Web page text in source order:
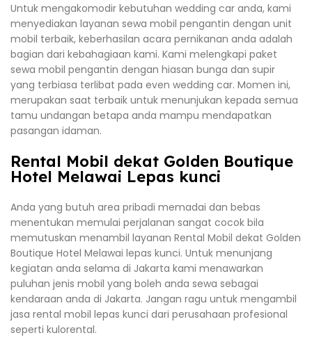
Untuk mengakomodir kebutuhan wedding car anda, kami
menyediakan layanan sewa mobil pengantin dengan unit
mobil terbaik, keberhasilan acara pernikanan anda adalah
bagian dari kebahagiaan kami. Kami melengkapi paket
sewa mobil pengantin dengan hiasan bunga dan supir
yang terbiasa terlibat pada even wedding car. Momen ini,
merupakan saat terbaik untuk menunjukan kepada semua
tamu undangan betapa anda mampu mendapatkan
pasangan idaman.
Rental Mobil dekat Golden Boutique
Hotel Melawai Lepas kunci
Anda yang butuh area pribadi memadai dan bebas
menentukan memulai perjalanan sangat cocok bila
memutuskan menambil layanan Rental Mobil dekat Golden
Boutique Hotel Melawai lepas kunci. Untuk menunjang
kegiatan anda selama di Jakarta kami menawarkan
puluhan jenis mobil yang boleh anda sewa sebagai
kendaraan anda di Jakarta. Jangan ragu untuk mengambil
jasa rental mobil lepas kunci dari perusahaan profesional
seperti kulorental.